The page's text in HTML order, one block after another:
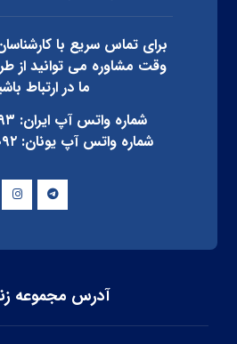
برای تماس سریع با
وقت مشاوره می توانید از
ما در ارتباط
شماره واتس آپ ایران: ۰۹۱۲۷۳۷۲۳۹۳
شماره واتس آپ یونان: ۳۰۶۹۴۸۱۱۷۰۹۲+
آدرس مجموعه